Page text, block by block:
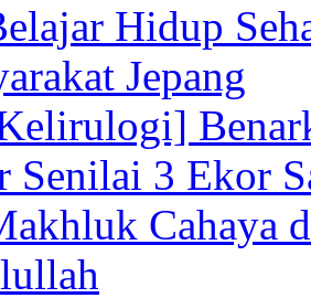
Hidup
Jepang
Senilai 3 Ekor
Cahaya